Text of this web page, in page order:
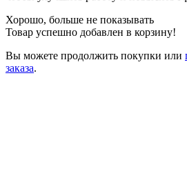
Хорошо, больше не показывать
Товар успешно добавлен в корзину!
Вы можете продолжить покупки или
заказа.